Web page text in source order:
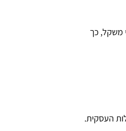
משקל, כך
העסקית.